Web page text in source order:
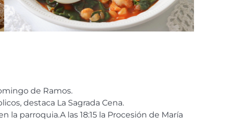
de Ramos.
destaca La Sagrada Cena.
la parroquia.A las 18:15 la Procesión de María